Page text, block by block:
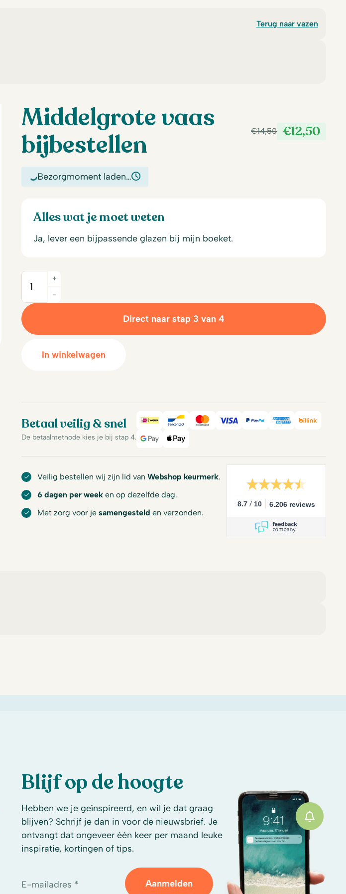
Terug naar vazen
Middelgrote vaas
bijbestellen
€14,50
Oorspronkelijke
€12,50
Huidige
Bezorgmoment laden…
Alles wat je moet weten
Ja, lever een bijpassende glazen bij mijn boeket.
Quantity
-
+
Direct naar stap 3 van 4
In winkelwagen
Betaal veilig & snel
De betaalmethode kies je bij stap 4.
iDeal BancontactMastercard
Visa PayPalAmerican
Google PayApple Pay
Veilig bestellen wij zijn lid van Webshop keurmerk.
6 dagen per week en op dezelfde dag.
Met zorg voor je samengesteld en verzonden.
8.7 / 10 6.206 reviews
Blijf op de hoogte
Hebben we je geïnspireerd, en wil je dat graag
blijven? Schrijf je dan in voor de nieuwsbrief. Je
ontvangt dat ongeveer één keer per maand leuke
inspiratie, kortingen of tips.
E-mailadres * Aanmelden